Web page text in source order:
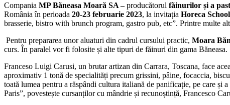
Compania MP Băneasa Moară SA –producătorul făinurilor și a
România în perioada 20-23 februarie 2023, la invitația Horeca School
brasserie, bistro with brunch program, gastro pub, etc”. Printre multe
Pentru prepararea unor aluaturi din cadrul cursului practic, Moara Bă
curs. În paralel vor fi folosite și alte tipuri de făinuri din gama Băneasa.
Franceso Luigi Carusi, un brutar artizan din Carrara, Toscana, face
aproximativ 1 tonă de specialități precum grissini, pâine, focaccia,
toată lumea pentru a răspândi cultura italiană de panificație, pe care
Paris”, povestește cursanților cu mândrie și recunoștință, Francesco